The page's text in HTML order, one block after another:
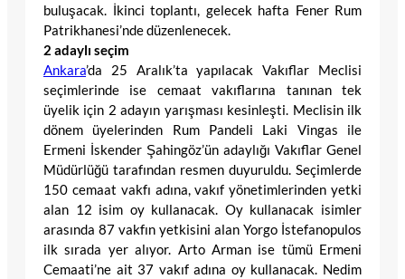
buluşacak. İkinci toplantı, gelecek hafta Fener Rum
Patrikhanesi’nde düzenlenecek.
2 adaylı seçim
Ankara’da 25 Aralık’ta yapılacak Vakıflar Meclisi
seçimlerinde ise cemaat vakıflarına tanınan tek
üyelik için 2 adayın yarışması kesinleşti. Meclisin ilk
dönem üyelerinden Rum Pandeli Laki Vingas ile
Ermeni İskender Şahingöz’ün adaylığı Vakıflar Genel
Müdürlüğü tarafından resmen duyuruldu. Seçimlerde
150 cemaat vakfı adına, vakıf yönetimlerinden yetki
alan 12 isim oy kullanacak. Oy kullanacak isimler
arasında 87 vakfın yetkisini alan Yorgo İstefanopulos
ilk sırada yer alıyor. Arto Arman ise tümü Ermeni
Cemaati’ne ait 37 vakıf adına oy kullanacak. Nedim